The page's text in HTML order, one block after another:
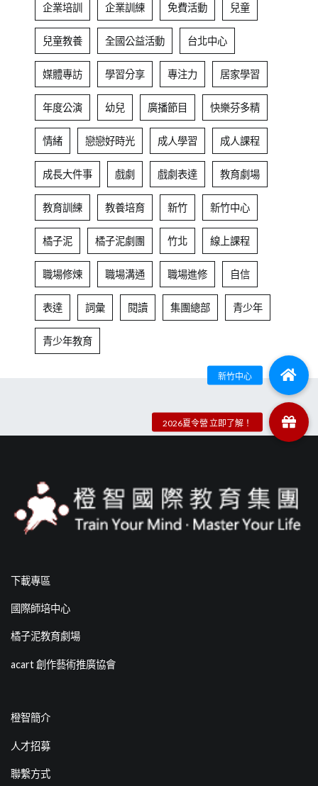
企業培訓 企業訓練 免費活動 兒童
兒童教養 全國公益活動 台北中心
媒體專訪 學習分享 專注力 居家學習
年度公演 幼兒 廣播節目 快樂芬多精
情緒 戀戀好時光 成人學習 成人課程
成長大件事 戲劇 戲劇表達 教育劇場
教育訓練 教養培育 新竹 新竹中心
橘子泥 橘子泥劇團 竹北 線上課程
職場修煉 職場溝通 職場進修 自信
表達 詞彙 閱讀 集團總部 青少年
青少年教育
下載專區
國際師培中心
橘子泥教育劇場
acart 創作藝術推廣協會
橙智簡介
人才招募
聯繫方式